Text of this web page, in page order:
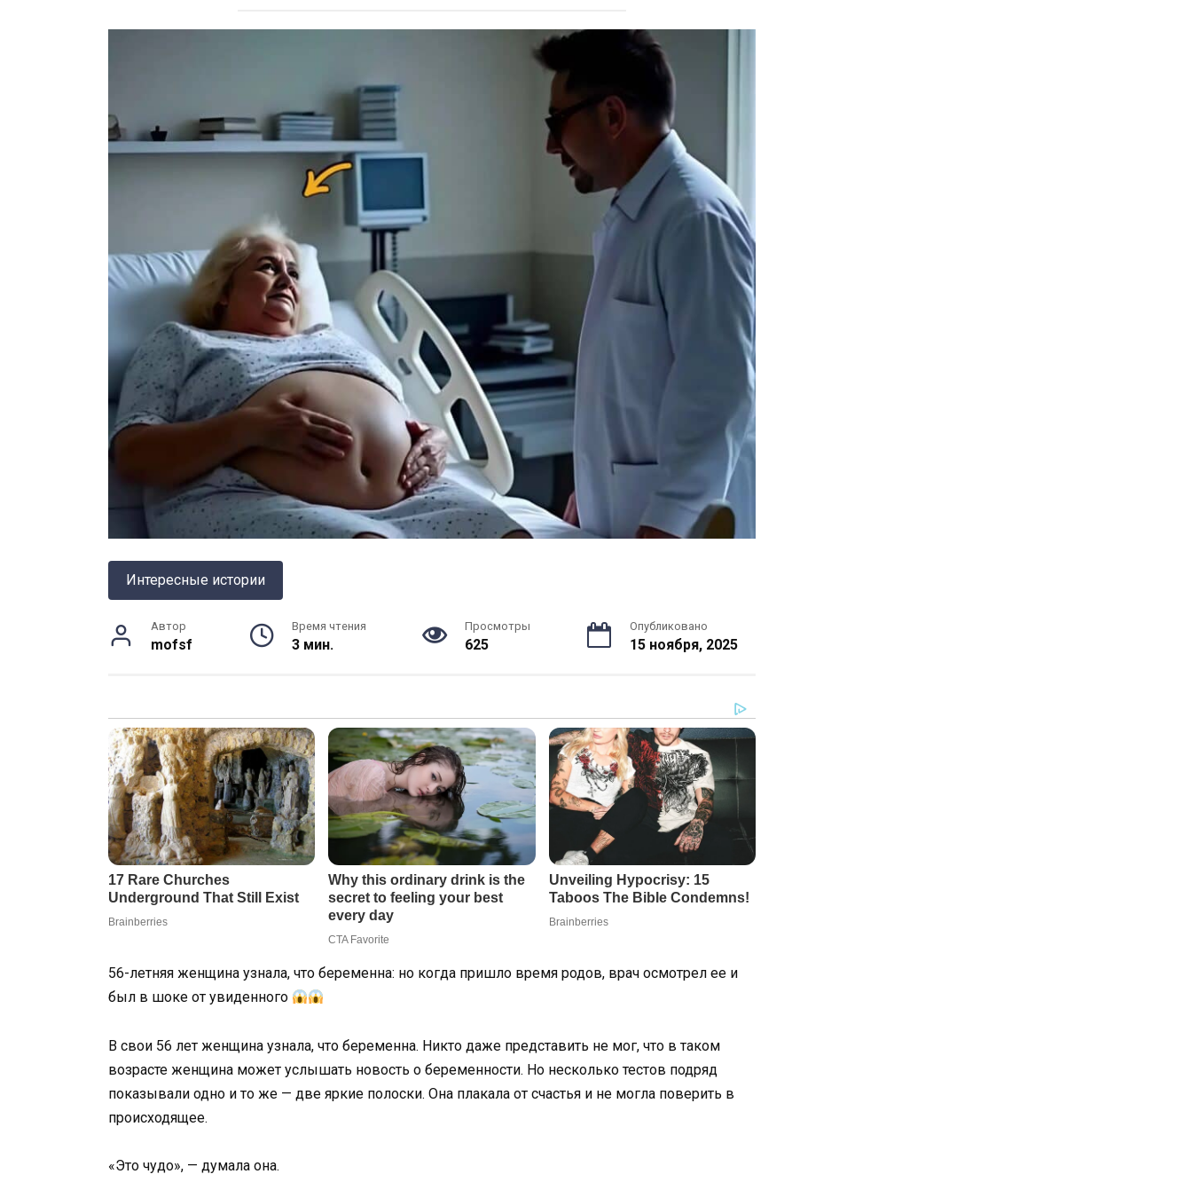
Интересные истории
Автор
mofsf
Время чтения
3 мин.
Просмотры
625
Опубликовано
15 ноября, 2025
56-летняя женщина узнала, что беременна: но когда пришло время родов, врач осмотрел ее и
был в шоке от увиденного
В свои 56 лет женщина узнала, что беременна. Никто даже представить не мог, что в таком
возрасте женщина может услышать новость о беременности. Но несколько тестов подряд
показывали одно и то же — две яркие полоски. Она плакала от счастья и не могла поверить в
происходящее.
«Это чудо», — думала она.